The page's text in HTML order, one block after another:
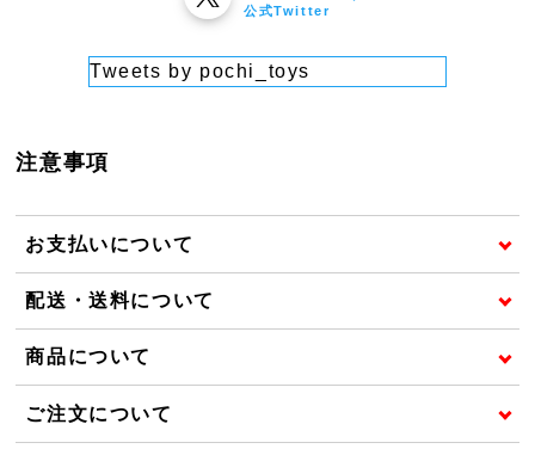
公式Twitter
Tweets by pochi_toys
注意事項
お支払いについて
配送・送料について
商品について
ご注文について